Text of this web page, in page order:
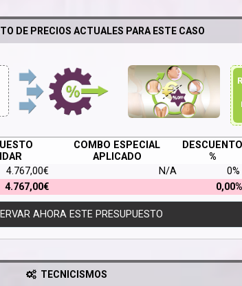
DE PRECIOS ACTUALES PARA ESTE CASO
COMBO ESPECIAL
APLICADO
DESCUENTO
%
4.767,00€ N/A 0%
4.767,00€ 0,00%
AHORA ESTE PRESUPUESTO
TECNICISMOS